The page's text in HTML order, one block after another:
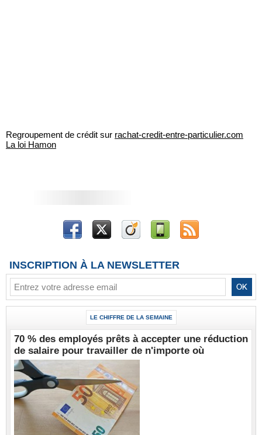
Regroupement de crédit sur rachat-credit-entre-particulier.com
La loi Hamon
INSCRIPTION À LA NEWSLETTER
LE CHIFFRE DE LA SEMAINE
70 % des employés prêts à accepter une réduction
de salaire pour travailler de n'importe où